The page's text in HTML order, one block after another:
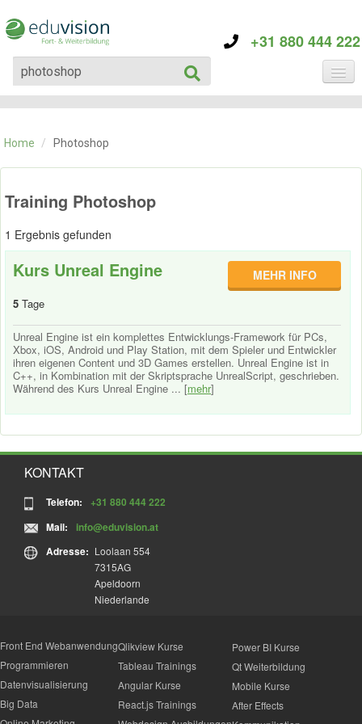
+31 880 444 222
KATEGORIE
ÜBER EDUVISION
KONTAKT
Home / Photoshop
Training Photoshop
1 Ergebnis gefunden
Kurs Unreal Engine
5 Tage
MEHR INFO
Unreal Engine ist ein komplettes Entwicklungs-Framework für PCs,
Xbox, iOS, Android und Play Station, mit dem Spieler und Entwickler
ihren eigenen Content und 3D Games erstellen. Unreal Engine ist in
C++, in Kombination mit der Skriptsprache UnrealScript, geschrieben.
Während des Kurs Unreal Engine ... [mehr]
KONTAKT
Telefon:
+31 880 444 222
Mail:
info@eduvision.at
Adresse: Loolaan 554
7315AG
Apeldoorn
Niederlande
Front End Webanwendung
Programmieren
Datenvisualisierung
Big Data
Qlikview Kurse
Tableau Trainings
Angular Kurse
React.js Trainings
Power BI Kurse
Qt Weiterbildung
Mobile Kurse
After Effects